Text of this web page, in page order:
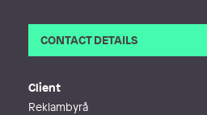
CONTACT DETAILS
Web
Client
Reklambyrå